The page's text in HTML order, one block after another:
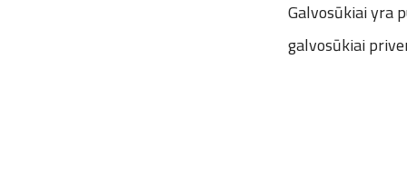
Galvosūkiai yra
galvosūkiai